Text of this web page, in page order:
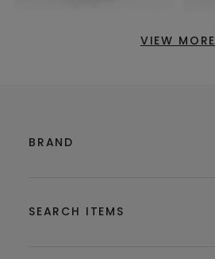
VIEW MORE
BRAND
SEARCH ITEMS